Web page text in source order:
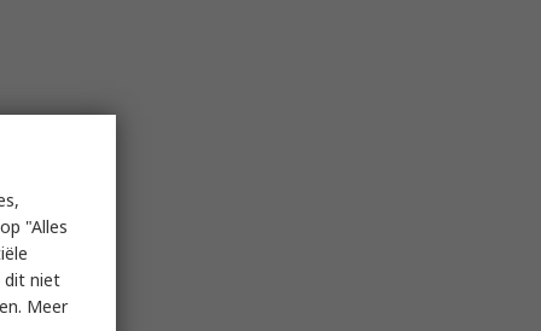
"Alles
dit niet
Meer